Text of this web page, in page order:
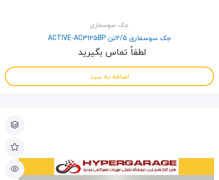
جک سوسماری
جک سوسماری 2/5تن ACTIVE-AC3125BP
لطفاً تماس بگیرید
اضافه به سبد